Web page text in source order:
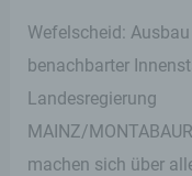
Wefelscheid:
benachbarter
Landesregierung
MAINZ/
machen sich über